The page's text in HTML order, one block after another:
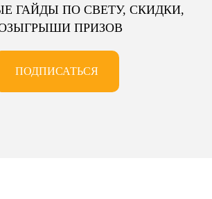
ГАЙДЫ ПО СВЕТУ, СКИДКИ,
ПРИЗОВ
ПОДПИСАТЬСЯ